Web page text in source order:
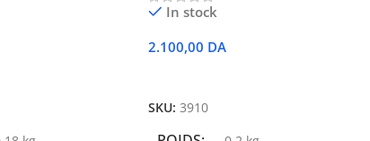
In stock
2.100,00 DA
SKU:3910